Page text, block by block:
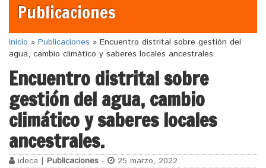
Publicaciones
Inicio » Publicaciones » Encuentro distrital sobre gestión del
agua, cambio climático y saberes locales ancestrales.
Encuentro distrital sobre
gestión del agua, cambio
climático y saberes locales
ancestrales.
ideca | Publicaciones - 25 marzo, 2022